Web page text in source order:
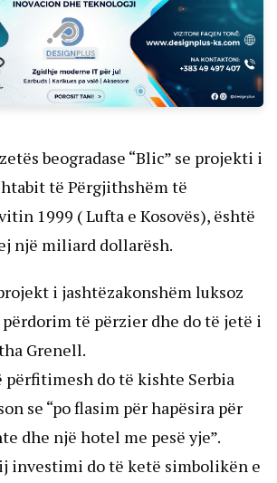
beogradase “Blic” se projekti i
të Përgjithshëm të
1999 ( Lufta e Kosovës), është
një miliard dollarësh.
i jashtëzakonshëm luksoz
përdorim të përzier dhe do të jetë i
Grenell.
përfitimesh do të kishte Serbia
se “po flasim për hapësira për
dhe një hotel me pesë yje”.
investimi do të ketë simbolikën e